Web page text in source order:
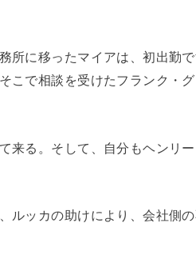
所に移ったマイアは、初出勤
こで相談を受けたフランク・
来る。そして、自分もヘンリ
ルッカの助けにより、会社側